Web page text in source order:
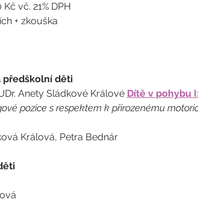
Kč vč. 21% DPH
+ zkouška
předškolní děti
Anety Sládkové Králové Dítě v pohybu
pozice s respektem k přirozenému
Králová, Petra Bednár